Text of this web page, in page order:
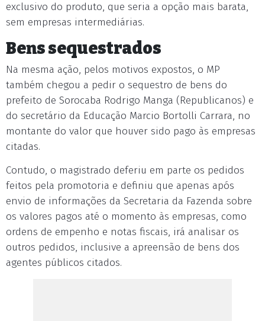
exclusivo do produto, que seria a opção mais barata,
sem empresas intermediárias.
Bens sequestrados
Na mesma ação, pelos motivos expostos, o MP
também chegou a pedir o sequestro de bens do
prefeito de Sorocaba Rodrigo Manga (Republicanos) e
do secretário da Educação Marcio Bortolli Carrara, no
montante do valor que houver sido pago às empresas
citadas.
Contudo, o magistrado deferiu em parte os pedidos
feitos pela promotoria e definiu que apenas após
envio de informações da Secretaria da Fazenda sobre
os valores pagos até o momento às empresas, como
ordens de empenho e notas fiscais, irá analisar os
outros pedidos, inclusive a apreensão de bens dos
agentes públicos citados.